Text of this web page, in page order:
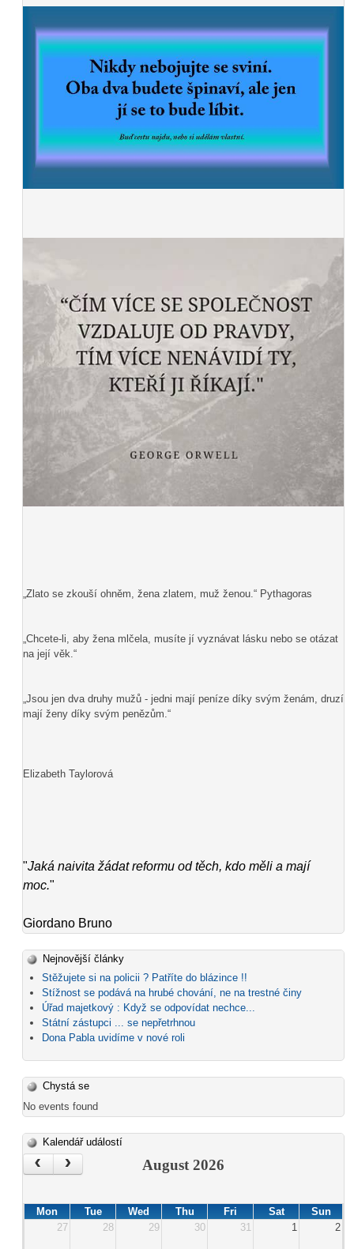
„Zlato se zkouší ohněm, žena zlatem, muž ženou.“ Pythagoras
„Chcete-li, aby žena mlčela, musíte jí vyznávat lásku nebo se otázat
na její věk.“
„Jsou jen dva druhy mužů - jedni mají peníze díky svým ženám, druzí
mají ženy díky svým penězům.“
Elizabeth Taylorová
"Jaká naivita žádat reformu od těch, kdo měli a mají
moc."
Giordano Bruno
Nejnovější články
Stěžujete si na policii ? Patříte do blázince !!
Stížnost se podává na hrubé chování, ne na trestné činy
Úřad majetkový : Když se odpovídat nechce...
Státní zástupci ... se nepřetrhnou
Dona Pabla uvidíme v nové roli
Chystá se
No events found
Kalendář událostí
‹ › August 2026
Mon Tue Wed Thu Fri Sat
Sun
27
28 29 30 31 1 2